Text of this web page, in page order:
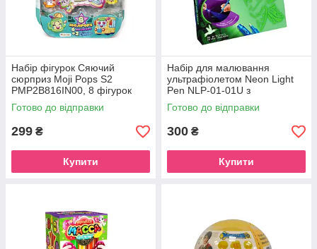
Набір фігурок Сяючий
сюрприз Moji Pops S2
PMP2B816IN00, 8 фігурок
Готово до відправки
299 ₴
Купити
Набір для малювання
ультрафіолетом Neon Light
Pen NLP-01-01U з
трафаретами
Готово до відправки
300 ₴
Купити